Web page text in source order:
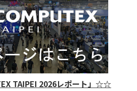
TAIPEI 2026レポート」☆☆